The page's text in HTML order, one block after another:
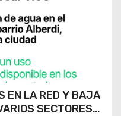
EN LA RED Y BAJA
SECTORES